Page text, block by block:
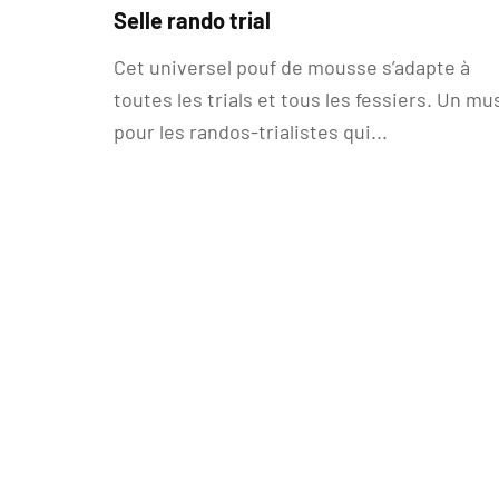
Selle rando trial
Cet universel pouf de mousse s’adapte à
toutes les trials et tous les fessiers. Un
pour les randos-trialistes qui...